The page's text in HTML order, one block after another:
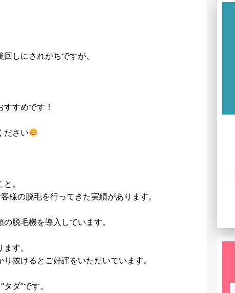
しにされがちですが、
すめです！
ださい
。
様の脱毛を行ってきた実績があります。
脱毛機を導入しています。
す。
抜けるとご好評をいただいています。
ダ”です。